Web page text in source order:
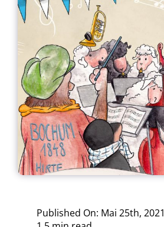
Published On: Mai 25th, 2021